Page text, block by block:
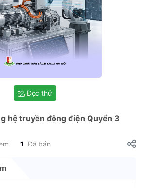
Đọc thử
hệ truyền động điện Quyển 3
1 Đã bán